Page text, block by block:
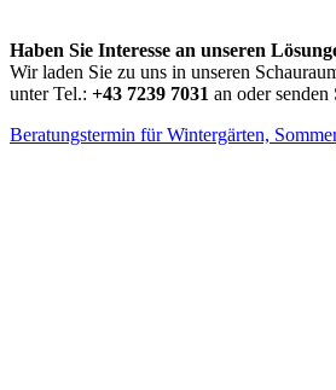
Haben Sie Interesse an unseren
Wir laden Sie zu uns in unseren
unter Tel.: +43 7239 7031 an oder
Beratungstermin für Wintergärten,